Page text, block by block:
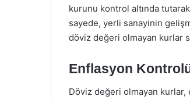
kurunu kontrol altında
sayede, yerli sanayinin
döviz değeri olmayan kurlar
Enflasyon
Döviz değeri olmayan kurlar,